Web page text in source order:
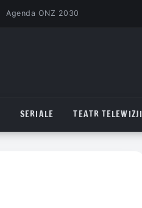
Agenda ONZ 2030
SERIALE TEATR TELEWIZJI